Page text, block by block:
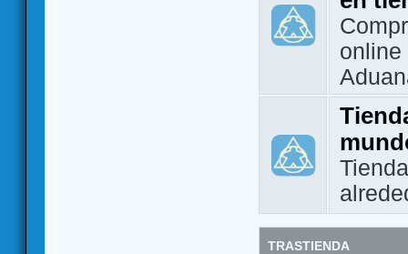
TRASTIENDA